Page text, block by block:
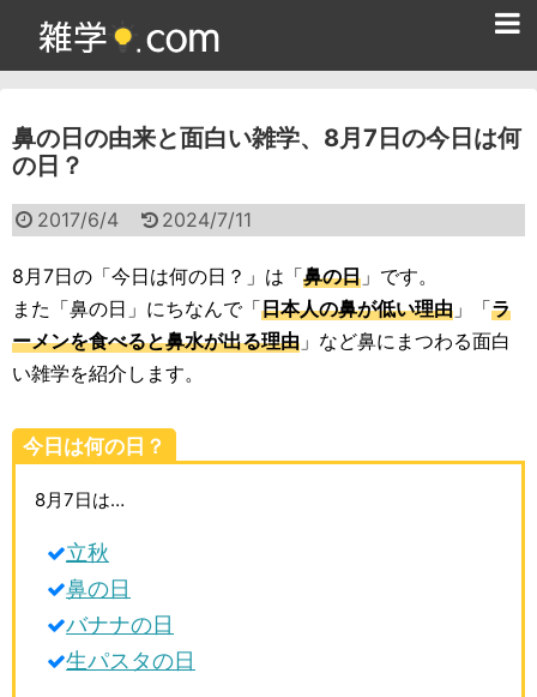
鼻の日の由来と面白い雑学、8月7日の今日は何
の日？
2017/6/4 2024/7/11
8月7日の「今日は何の日？」は「鼻の日 」です。
また「鼻の日」にちなんで「日本人の鼻が低い理由 」「ラ
ーメンを食べると鼻水が出る理由 」など鼻にまつわる面白
い雑学を紹介します。
今日は何の日？
8月7日は…
立秋
鼻の日
バナナの日
生パスタの日
雑学クイズ問題集
面白い雑学
ためになる雑学
スポーツ雑学
動物雑学
歴史雑学
生活雑学
サイト情報